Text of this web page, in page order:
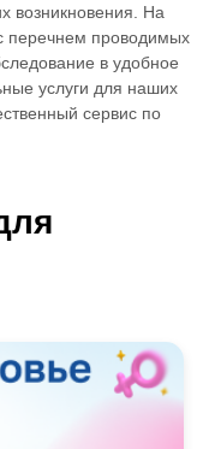
возникновения. На
перечнем проводимых
в удобное
услуги для наших
сервис по